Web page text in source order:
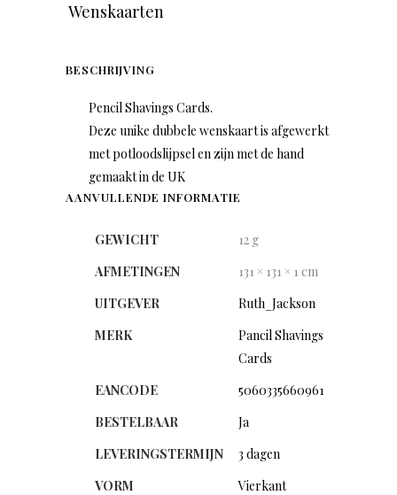
Wenskaarten
BESCHRIJVING
Pencil Shavings Cards.
Deze unike dubbele wenskaart is afgewerkt
met potloodslijpsel en zijn met de hand
gemaakt in de UK
AANVULLENDE INFORMATIE
GEWICHT
12 g
AFMETINGEN
131 × 131 × 1 cm
UITGEVER
Ruth_Jackson
MERK
Pancil Shavings
Cards
EANCODE
5060335660961
BESTELBAAR
Ja
LEVERINGSTERMIJN
3 dagen
VORM
Vierkant